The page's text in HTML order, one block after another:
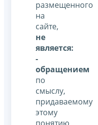
размещенного
на
сайте,
не
является:
-
обращением
по
смыслу,
придаваемому
этому